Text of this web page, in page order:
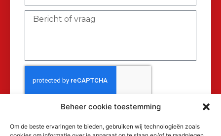
Beheer cookie toestemming
Om de beste ervaringen te bieden, gebruiken wij technologieën zoals
Verzenden